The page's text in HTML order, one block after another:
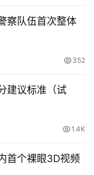
察队伍首次整体
352
建议标准（试
1.4K
首个裸眼3D视频